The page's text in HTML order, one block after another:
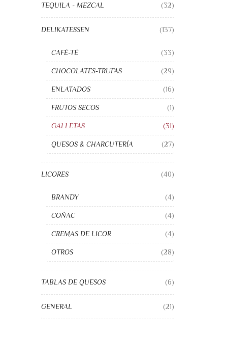
TEQUILA - MEZCAL (32)
DELIKATESSEN (137)
CAFÉ-TÉ (33)
CHOCOLATES-TRUFAS (29)
ENLATADOS (16)
FRUTOS SECOS (1)
GALLETAS (31)
QUESOS & CHARCUTERÍA (27)
LICORES (40)
BRANDY (4)
COÑAC (4)
CREMAS DE LICOR (4)
OTROS (28)
TABLAS DE QUESOS (6)
GENERAL (21)